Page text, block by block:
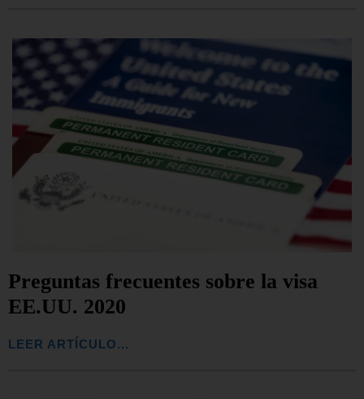
Preguntas frecuentes sobre la visa
EE.UU. 2020
LEER ARTÍCULO...